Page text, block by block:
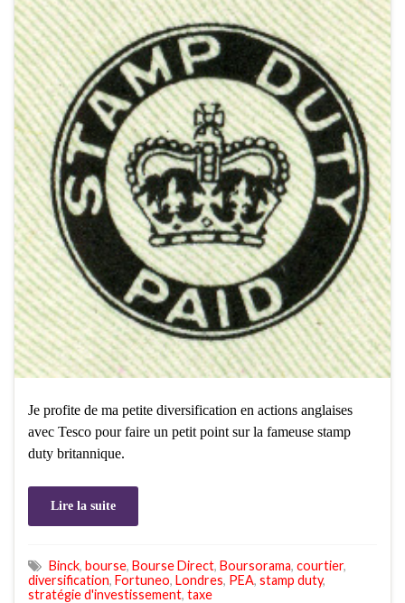
Je profite de ma petite diversification en actions anglaises
avec Tesco pour faire un petit point sur la fameuse stamp
duty britannique.
Lire la suite
Binck, bourse, Bourse Direct, Boursorama, courtier,
diversification, Fortuneo, Londres, PEA, stamp duty,
stratégie d'investissement, taxe